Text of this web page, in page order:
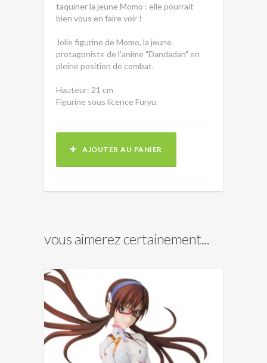
taquiner la jeune Momo : elle pourrait
bien vous en faire voir !
Jolie figurine de Momo, la jeune
protagoniste de l'anime "Dandadan" en
pleine position de combat.
Hauteur: 21 cm
Figurine sous licence Furyu
AJOUTER AU PANIER
vous aimerez certainement...